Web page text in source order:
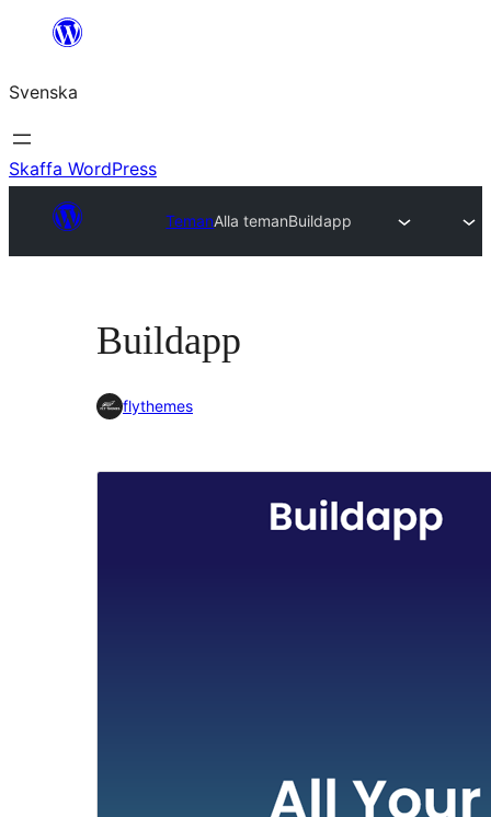
Hoppa
innehåll
Svenska
Skaffa WordPress
TemanAlla temanBuildapp
Buildapp
flythemes